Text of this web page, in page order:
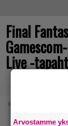
Final
Live -
Arvostamme